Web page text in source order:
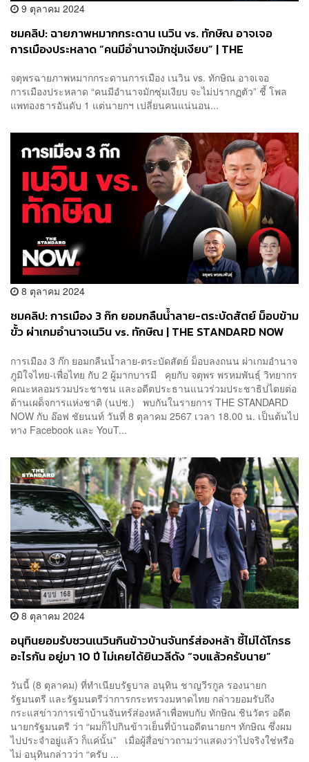
9 ตุลาคม 2024
ชมคลิป: ฉายภาพหมากกระดาน เนวิน vs. ทักษิณ อาจเจอ
การเมืองประหลาด “คนมีอำนาจมักซุ่มเงียบ” | THE
จตุพรฉายภาพหมากกระดานการเมือง เนวิน vs. ทักษิณ อาจเจอ
การเมืองประหลาด “คนมีอำนาจมักซุ่มเงียบ จะไม่ปรากฏตัว” ชี้ โพล
แพทองธารอันดับ 1 แต่นายกฯ เปลี่ยนคนแน่นอน...
8 ตุลาคม 2024
ชมคลิป: การเมือง 3 ก๊ก ยอมกลืนน้ำลาย-ตระบัดสัตย์ ม็อบข้าม
ขั้ว ผ่าเกมอำนาจเนวิน vs. ทักษิณ | THE STANDARD NOW
การเมือง 3 ก๊ก ยอมกลืนน้ำลาย-ตระบัดสัตย์ ม็อบลงถนน ผ่าเกมอำนาจ
ภูมิใจไทย-เพื่อไทย กับ 2 ผู้มากบารมี คุยกับ จตุพร พรหมพันธุ์ วิทยากร
คณะหลอมรวมประชาชน และอดีตประธานแนวร่วมประชาธิปไตยต่อ
ต้านเผด็จการแห่งชาติ (นปช.) พบกันในรายการ THE STANDARD
NOW กับ อ๊อฟ ชัยนนท์ วันที่ 8 ตุลาคม 2567 เวลา 18.00 น. เป็นต้นไป
ทาง Facebook และ YouT...
8 ตุลาคม 2024
อนุทินยอมรับชวนเนวินกินข้าวบ้านจันทร์ส่องหล้า ชี้ไม่ได้โกรธ
อะไรกัน อยู่มา 10 ปี ไม่เคยได้ยินวลีดัง “จบแล้วครับนาย”
วันนี้ (8 ตุลาคม) ที่ทำเนียบรัฐบาล อนุทิน ชาญวีรกูล รองนายก
รัฐมนตรี และรัฐมนตรีว่าการกระทรวงมหาดไทย กล่าวยอมรับถึง
กระแสข่าวการเข้าบ้านจันทร์ส่องหล้าเพื่อพบกับ ทักษิณ ชินวัตร อดีต
นายกรัฐมนตรี ว่า “ผมก็ไปกินข้าวเย็นที่บ้านอดีตนายกฯ ทักษิณ ซึ่งผม
ไปประจำอยู่แล้ว ก็แค่นั้น” เมื่อผู้สื่อข่าวถามว่าแสดงว่าไปจริงใช่หรือ
ไม่ อนุทินกล่าวว่า “ครับ ...